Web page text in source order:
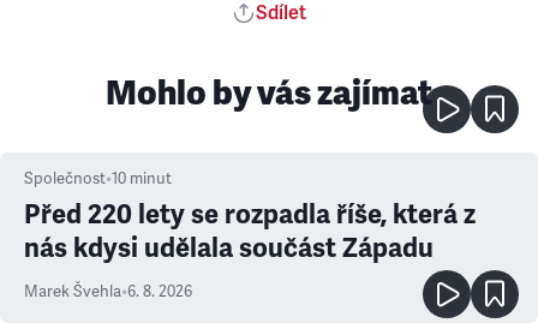
Sdílet
Mohlo by vás zajímat
Společnost•10 minut
Před 220 lety se rozpadla říše, která z
nás kdysi udělala součást Západu
Marek Švehla•6. 8. 2026